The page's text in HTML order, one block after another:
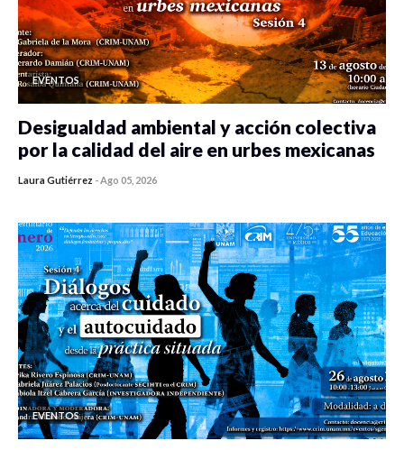
EVENTOS
Desigualdad ambiental y acción colectiva
por la calidad del aire en urbes mexicanas
Laura Gutiérrez -Ago 05, 2026
EVENTOS